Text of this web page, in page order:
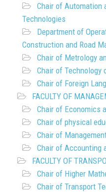
Chair of Automation
Technologies
Department of
Construction and Road
Chair of Metrology
Chair of
Chair of Foreign
FACULTY OF
Chair of Economics
Chair of physical
Chair of
Chair of Accounting
FACULTY OF
Chair of Higher
Chair of Transport